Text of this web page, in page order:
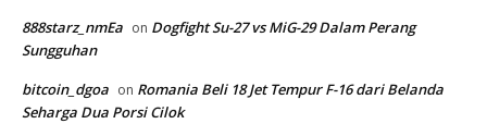
888starz_nmEa on Dogfight Su-27 vs MiG-29 Dalam Perang
Sungguhan
bitcoin_dgoa on Romania Beli 18 Jet Tempur F-16 dari Belanda
Seharga Dua Porsi Cilok